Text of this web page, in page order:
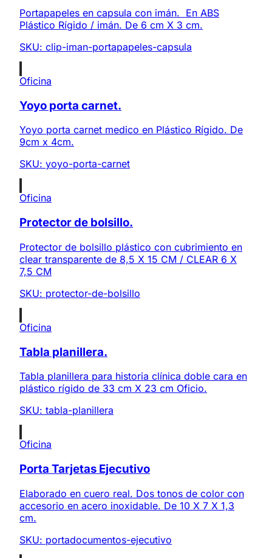
Portapapeles en capsula con imán. En ABS
Plástico Rígido / imán. De 6 cm X 3 cm.
SKU: clip-iman-portapapeles-capsula
Oficina
Yoyo porta carnet.
Yoyo porta carnet medico en Plástico Rígido. De
9cm x 4cm.
SKU: yoyo-porta-carnet
Oficina
Protector de bolsillo.
Protector de bolsillo plástico con cubrimiento en
clear transparente de 8,5 X 15 CM / CLEAR 6 X
7,5 CM
SKU: protector-de-bolsillo
Oficina
Tabla planillera.
Tabla planillera para historia clínica doble cara en
plástico rígido de 33 cm X 23 cm Oficio.
SKU: tabla-planillera
Oficina
Porta Tarjetas Ejecutivo
Elaborado en cuero real. Dos tonos de color con
accesorio en acero inoxidable. De 10 X 7 X 1,3
cm.
SKU: portadocumentos-ejecutivo